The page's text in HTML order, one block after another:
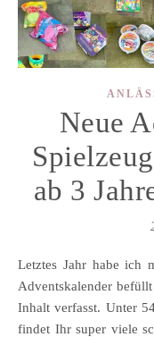
Neue
ab 3
Letztes Jahr habe ich meinen Kindern meinen selbst gebauten
Adventskalender
Inhalt verfasst. Unter
findet Ihr super viele